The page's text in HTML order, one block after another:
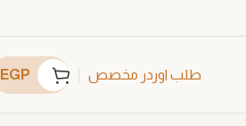
طلب اوردر مخصص EGP